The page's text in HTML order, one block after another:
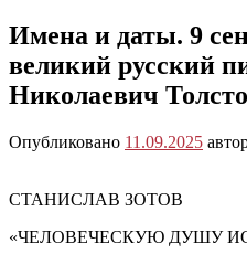
Имена и даты. 9
великий русский
Николаевич
Опубликовано 11.09.2025
СТАНИСЛАВ ЗОТОВ
«ЧЕЛОВЕЧЕСКУЮ ДУШУ